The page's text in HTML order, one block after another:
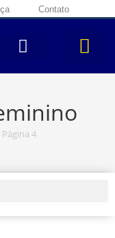
Contato
Página 4